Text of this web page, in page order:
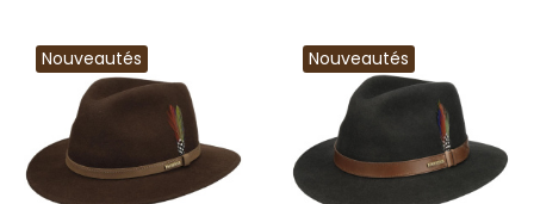
Nouveautés Nouveautés